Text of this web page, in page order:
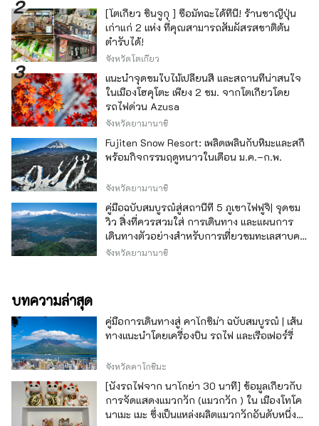
[โตเกียว ชินจูกุ ] ซื้อมัทฉะได้ที่นี่! ร้านชาญี่ปุ่น
เก่าแก่ 2 แห่ง ที่คุณสามารถสัมผัสรสชาติต้น
ตำรับได้!
จังหวัดโตเกียว
แนะนำจุดชมใบไม้เปลี่ยนสี และสถานที่น่าสนใจ
ในเมืองโฮคุโตะ เพียง 2 ชม. จากโตเกียวโดย
รถไฟด่วน Azusa
จังหวัดยามานาชิ
Fujiten Snow Resort: เพลิดเพลินกับหิมะและสกี
พร้อมกิจกรรมฤดูหนาวในเดือน ม.ค.–ก.พ.
จังหวัดยามานาชิ
คู่มือฉบับสมบูรณ์สู่สถานีที่ 5 ภูเขาไฟฟูจิ| จุดชม
วิว สิ่งที่ควรสวมใส่ การเดินทาง และแผนการ
เดินทางตัวอย่างสำหรับการเที่ยวชมทะเลสาบคา
วากุจิ
จังหวัดยามานาชิ
บทความล่าสุด
คู่มือการเดินทางสู่ คาโกชิม่า ฉบับสมบูรณ์ | เส้น
ทางแนะนำโดยเครื่องบิน รถไฟ และเรือเฟอร์รี่
จังหวัดคาโกชิมะ
[นั่งรถไฟจาก นาโกย่า 30 นาที] ข้อมูลเกี่ยวกับ
การจัดแสดงแมวกวัก (แมวกวัก ) ใน เมืองโทโค
นาเมะ เมะ ซึ่งเป็นแหล่งผลิตแมวกวักอันดับหนึ่ง